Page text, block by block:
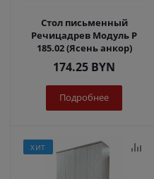
Стол письменный
Речицадрев Модуль Р
185.02 (Ясень анкор)
174.25 BYN
Подробнее
ХИТ